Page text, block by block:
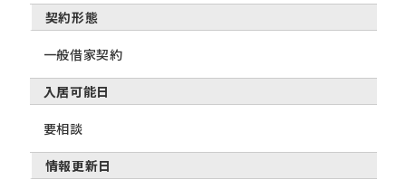
契約形態
一般借家契約
入居可能日
要相談
情報更新日